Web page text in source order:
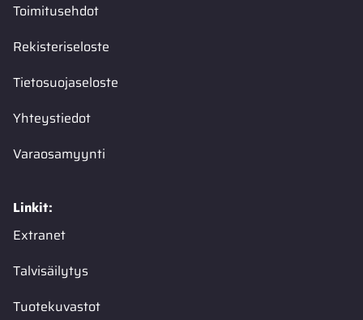
Toimitusehdot
Rekisteriseloste
Tietosuojaseloste
Yhteystiedot
Varaosamyynti
Linkit:
Extranet
Talvisäilytys
Tuotekuvastot